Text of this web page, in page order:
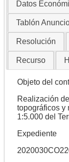
Datos
Tablón
Resolución
Recurso
Objeto del
Realización
topográficos y
1:5.000 del
Expediente